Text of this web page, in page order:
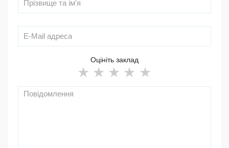
Оцініть заклад